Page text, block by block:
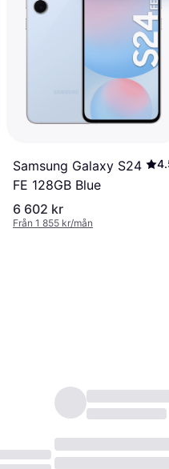
Samsung Galaxy S24
FE 128GB Blue
6 602 kr
Från 1 855 kr/mån